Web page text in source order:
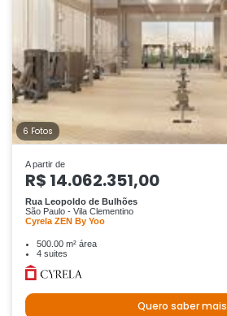
6 Fotos
A partir de
R$ 14.062.351,00
Rua Leopoldo de Bulhões
São Paulo - Vila Clementino
Cyrela ZEN By Yoo
500.00 m² área
4 suites
Quero saber mais